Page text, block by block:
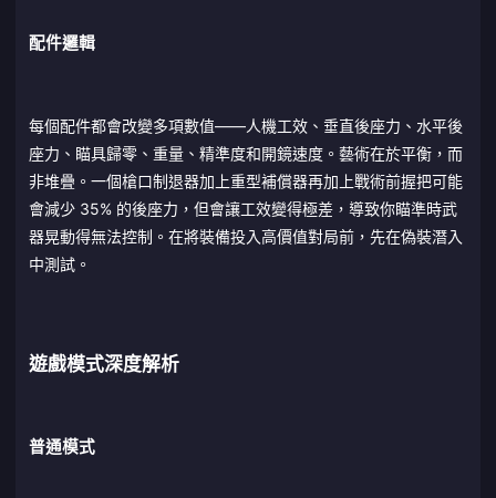
配件邏輯
每個配件都會改變多項數值——人機工效、垂直後座力、水平後
座力、瞄具歸零、重量、精準度和開鏡速度。藝術在於平衡，而
非堆疊。一個槍口制退器加上重型補償器再加上戰術前握把可能
會減少 35% 的後座力，但會讓工效變得極差，導致你瞄準時武
器晃動得無法控制。在將裝備投入高價值對局前，先在偽裝潛入
中測試。
遊戲模式深度解析
普通模式